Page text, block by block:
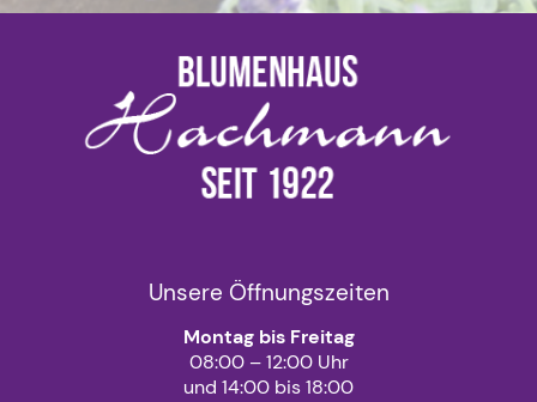
Unsere Öffnungszeiten
Montag bis Freitag
08:00 – 12:00 Uhr
und 14:00 bis 18:00